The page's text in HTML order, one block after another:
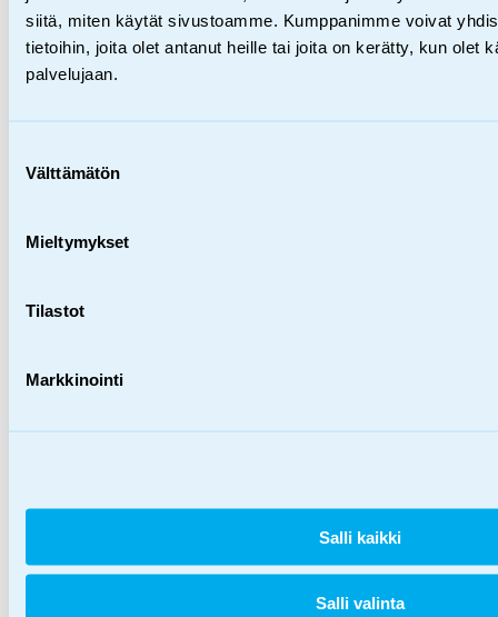
siitä, miten käytät sivustoamme. Kumppanimme voivat
tietoihin, joita olet antanut heille tai joita on kerätty, kun olet
palvelujaan.
valinta
Välttämätön
Mieltymykset
Tilastot
Markkinointi
Salli kaikki
Salli valinta
28.07.2026
Kansainvälinen työ
Nuo­ret äi­dit ra­ken­ta­mas­
sa uut­ta tu­le­vai­suut­ta Tan­sa­
nian Irin­gas­sa
Hätäapu,Kansainvälinen työ,Tiedotteet